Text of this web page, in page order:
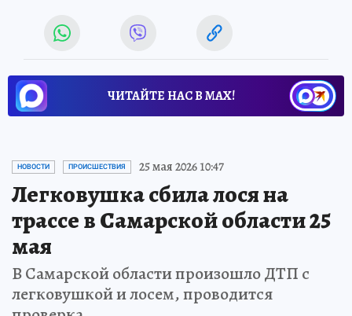
ЧИТАЙТЕ НАС В МАХ!
НОВОСТИ ПРОИСШЕСТВИЯ 25 мая 2026 10:47
Легковушка сбила лося на
трассе в Самарской области 25
мая
В Самарской области произошло ДТП с
легковушкой и лосем, проводится